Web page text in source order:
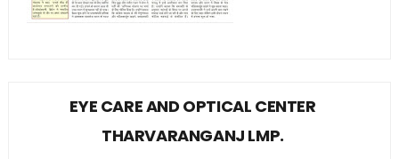
EYE CARE AND OPTICAL CENTER
THARVARANGANJ LMP.